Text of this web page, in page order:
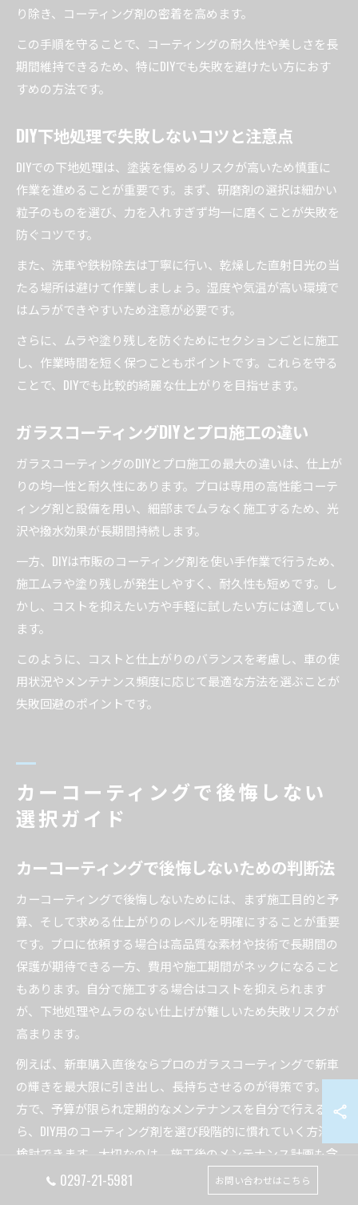
り除き、コーティング剤の密着を高めます。
この手順を守ることで、コーティングの耐久性や美しさを長
期間維持できるため、特にDIYでも失敗を避けたい方におす
すめの方法です。
DIY下地処理で失敗しないコツと注意点
DIYでの下地処理は、塗装を傷めるリスクが高いため慎重に
作業を進めることが重要です。まず、研磨剤の選択は細かい
粒子のものを選び、力を入れすぎず均一に磨くことが失敗を
防ぐコツです。
また、洗車や鉄粉除去は丁寧に行い、乾燥した直射日光の当
たる場所は避けて作業しましょう。湿度や気温が高い環境で
はムラができやすいため注意が必要です。
さらに、ムラや塗り残しを防ぐためにセクションごとに施工
し、作業時間を短く保つこともポイントです。これらを守る
ことで、DIYでも比較的綺麗な仕上がりを目指せます。
ガラスコーティングDIYとプロ施工の違い
ガラスコーティングのDIYとプロ施工の最大の違いは、仕上が
りの均一性と耐久性にあります。プロは専用の高性能コーテ
ィング剤と設備を用い、細部までムラなく施工するため、光
沢や撥水効果が長期間持続します。
一方、DIYは市販のコーティング剤を使い手作業で行うため、
施工ムラや塗り残しが発生しやすく、耐久性も短めです。し
かし、コストを抑えたい方や手軽に試したい方には適してい
ます。
このように、コストと仕上がりのバランスを考慮し、車の使
用状況やメンテナンス頻度に応じて最適な方法を選ぶことが
失敗回避のポイントです。
カーコーティングで後悔しない
選択ガイド
カーコーティングで後悔しないための判断法
カーコーティングで後悔しないためには、まず施工目的と予
算、そして求める仕上がりのレベルを明確にすることが重要
です。プロに依頼する場合は高品質な素材や技術で長期間の
保護が期待できる一方、費用や施工期間がネックになること
もあります。自分で施工する場合はコストを抑えられます
が、下地処理やムラのない仕上げが難しいため失敗リスクが
高まります。
例えば、新車購入直後ならプロのガラスコーティングで新車
の輝きを最大限に引き出し、長持ちさせるのが得策です。一
方で、予算が限られ定期的なメンテナンスを自分で行えるな
ら、DIY用のコーティング剤を選び段階的に慣れていく方法も
検討できます。大切なのは、施工後のメンテナンス計画も含
めて総合的に判断することです。
0297-21-5981 お問い合わせはこちら